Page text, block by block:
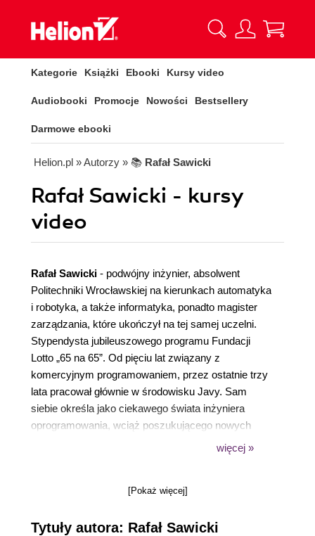
Kategorie Książki Ebooki Kursy video
Audiobooki Promocje Nowości Bestsellery
Darmowe ebooki
Helion.pl » Autorzy » 📚 Rafał Sawicki
Rafał Sawicki - kursy
video
Rafał Sawicki - podwójny inżynier, absolwent
Politechniki Wrocławskiej na kierunkach automatyka
i robotyka, a także informatyka, ponadto magister
zarządzania, które ukończył na tej samej uczelni.
Stypendysta jubileuszowego programu Fundacji
Lotto „65 na 65”. Od pięciu lat związany z
komercyjnym programowaniem, przez ostatnie trzy
lata pracował głównie w środowisku Javy. Sam
siebie określa jako ciekawego świata inżyniera
oprogramowania, wciąż poszukującego nowych
wyzwań. Główny obszar jego zainteresowań to
zarządzanie projektami. Realizował projekty dla firm
Od 2020 roku jest ambasadorem dolnośląskiego
więcej »
[Pokaż więcej]
Tytuły autora: Rafał Sawicki